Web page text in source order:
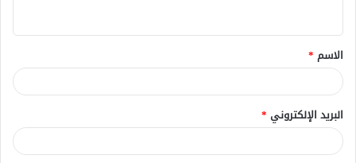
ق
*
الاسم *
البريد الإلكتروني *